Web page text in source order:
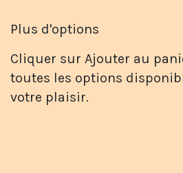
Plus d'options
Cliquer sur Ajouter au
toutes les options
votre plaisir.